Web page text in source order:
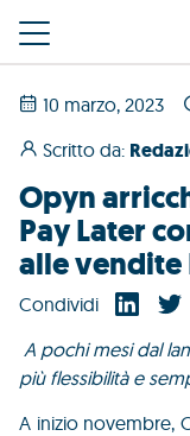
10 marzo, 2023
Scritto da:
Opyn
Pay Later
alle vendite
Condividi
A pochi mesi dal
più flessibilità e
A inizio novembre,